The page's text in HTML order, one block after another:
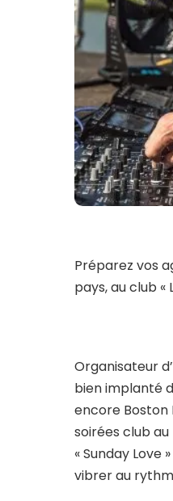
Préparez vos
pays, au club «
Organisateur
bien implanté
encore Boston
soirées club
« Sunday Love
vibrer au